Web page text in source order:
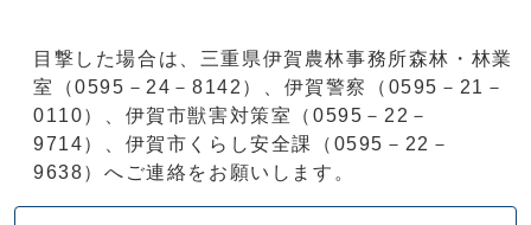
目撃した場合は、三重県伊賀農林事務所森林・林業
室（0595－24－8142）、伊賀警察（0595－21－
0110）、伊賀市獣害対策室（0595－22－
9714）、伊賀市くらし安全課（0595－22－
9638）へご連絡をお願いします。